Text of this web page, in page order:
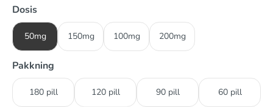
Dosis
50mg 150mg 100mg 200mg
Pakkning
180 pill 120 pill 90 pill 60 pill